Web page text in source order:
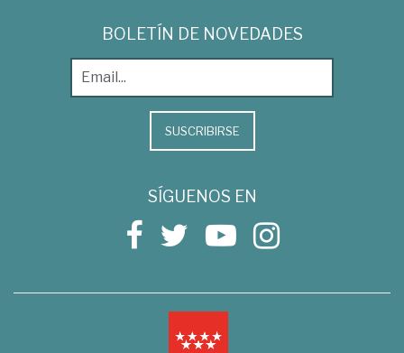
BOLETÍN DE NOVEDADES
SUSCRIBIRSE
SÍGUENOS EN